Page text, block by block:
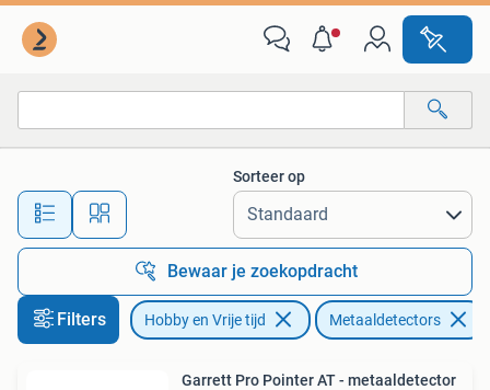
Alle afstanden…
Sorteer op
Bewaar je zoekopdracht
Filters Hobby en Vrije tijd Metaaldetectors
Garrett Pro Pointer AT - metaaldetector